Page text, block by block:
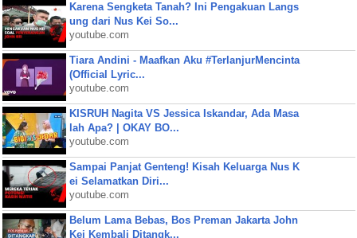
Karena Sengketa Tanah? Ini Pengakuan Langs
ung dari Nus Kei So...
youtube.com
Tiara Andini - Maafkan Aku #TerlanjurMencinta
(Official Lyric...
youtube.com
KISRUH Nagita VS Jessica Iskandar, Ada Masa
lah Apa? | OKAY BO...
youtube.com
Sampai Panjat Genteng! Kisah Keluarga Nus K
ei Selamatkan Diri...
youtube.com
Belum Lama Bebas, Bos Preman Jakarta John
Kei Kembali Ditangk...